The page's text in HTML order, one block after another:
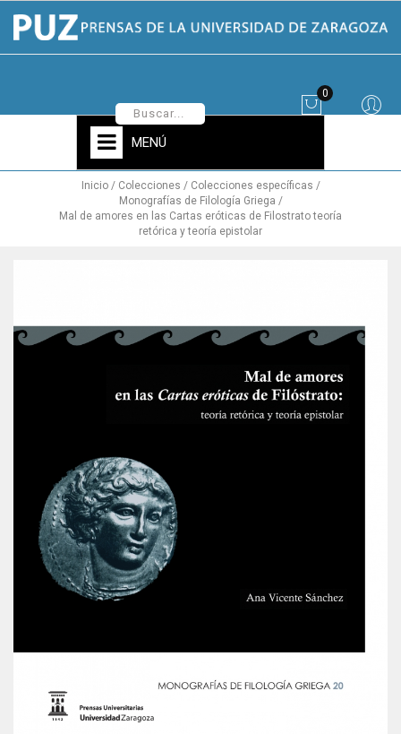
0
MENÚ
Inicio Colecciones
Colecciones específicas
Monografías de Filología Griega
Mal de amores en las Cartas eróticas de Filostrato teoría
retórica y teoría epistolar